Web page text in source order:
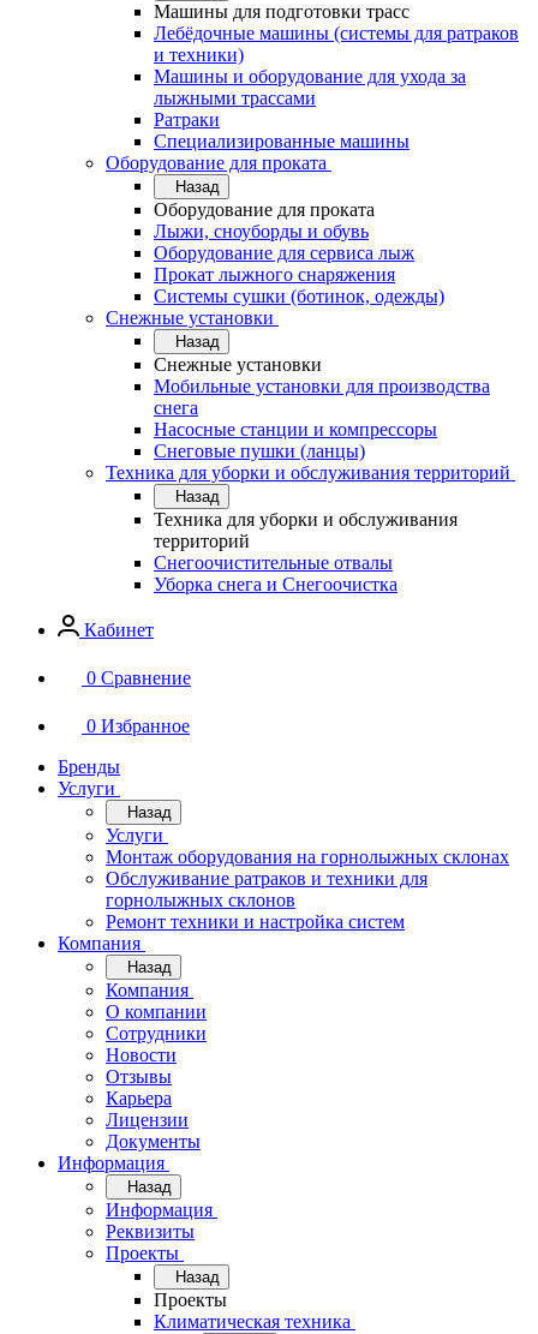
Машины для подготовки трасс
Лебёдочные машины (системы для ратраков
и техники)
Машины и оборудование для ухода за
лыжными трассами
Ратраки
Специализированные машины
Оборудование для проката
Назад
Оборудование для проката
Лыжи, сноуборды и обувь
Оборудование для сервисa лыж
Прокат лыжного снаряжения
Системы сушки (ботинок, одежды)
Снежные установки
Назад
Снежные установки
Мобильные установки для производства
снега
Насосные станции и компрессоры
Снеговые пушки (ланцы)
Техника для уборки и обслуживания территорий
Назад
Техника для уборки и обслуживания
территорий
Снегоочистительные отвалы
Уборка снега и Снегоочистка
Кабинет
0 Сравнение
0 Избранное
Бренды
Услуги
Назад
Услуги
Монтаж оборудования на горнолыжных склонах
Обслуживание ратраков и техники для
горнолыжных склонов
Ремонт техники и настройка систем
Компания
Назад
Компания
О компании
Сотрудники
Новости
Отзывы
Карьера
Лицензии
Документы
Информация
Назад
Информация
Реквизиты
Проекты
Назад
Проекты
Климатическая техника